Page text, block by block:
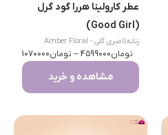
عطر کارولینا هررا گود گرل
(Good Girl)
زنانه امبری گلی - Amber Floral
تومان4599000
– تومان1070000
مشاهده و خرید